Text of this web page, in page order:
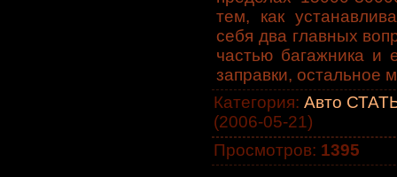
тем, как
себя два главных
частью багажника и
заправки, остальное
Категория: Авто
(2006-05-21)
Просмотров: 1395